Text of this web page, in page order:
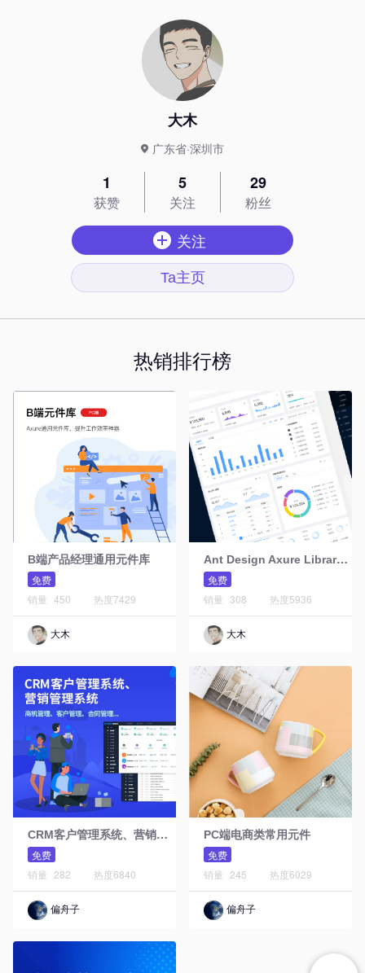
大木
广东省·深圳市
1
获赞
5
关注
29
粉丝
关注
Ta主页
热销排行榜
B端产品经理通用元件库
免费
销量 450 热度7429
大木
A
nt Design Axure Library元件库Web版
免费
销量 308 热度5936
大木
C
RM客户管理系统、营销管理系统
免费
销量 282 热度6840
偏舟子
PC端电商类常用元件
免费
销量 245 热度6029
偏舟子